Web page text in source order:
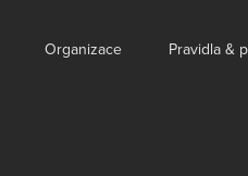
Organizace Pravidla &